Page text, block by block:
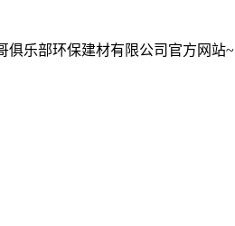
俱乐部环保建材有限公司官方网站~